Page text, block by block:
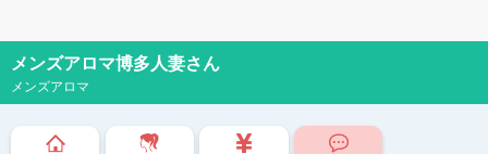
メンズアロマ博多人妻さん
メンズアロマ